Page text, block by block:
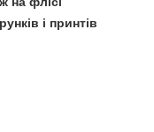
і принтів